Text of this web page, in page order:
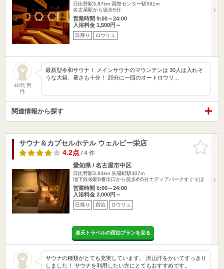
日比野駅3.87km 国際センター駅591m
名古屋駅から徒歩5分
営業時間 9:00～24:00
入浴料金 1,500円～
日帰り ロウリュ
40代 男
性
最新型令和サウナ！ メインサウナのマウンテンは 30人は入れそ
うな大箱、暑さも十分！ 20分に一回のオートロウリ…
関連情報から探す
お気に入
りに追加
サウナ＆カプセルホテル ウェルビー栄店
4.2点/ 4 件
愛知県 / 名古屋市中区
日比野駅3.94km 矢場町駅407m
地下鉄栄駅8番出口から徒歩約5分ナディアパークすぐそば
営業時間 0:00～24:00
入浴料金 2,000円～
日帰り 宿泊 ロウリュ
楽天トラベルの宿泊プランを見る
サウナの種類がとても充実しています。 沢山汗をかいてすっきり
しました！ サウナを利用したい方にとてもおすすめです。